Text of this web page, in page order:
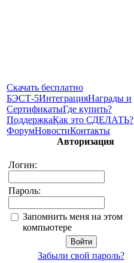
Скачать бесплатно
БЭСТ-5ИнтеграцияНаграды и
СертификатыГде купить?
ПоддержкаКак это СДЕЛАТЬ?
ФорумНовостиКонтакты
Авторизация
Логин:
Пароль:
Запомнить меня на этом
компьютере
Забыли свой пароль?